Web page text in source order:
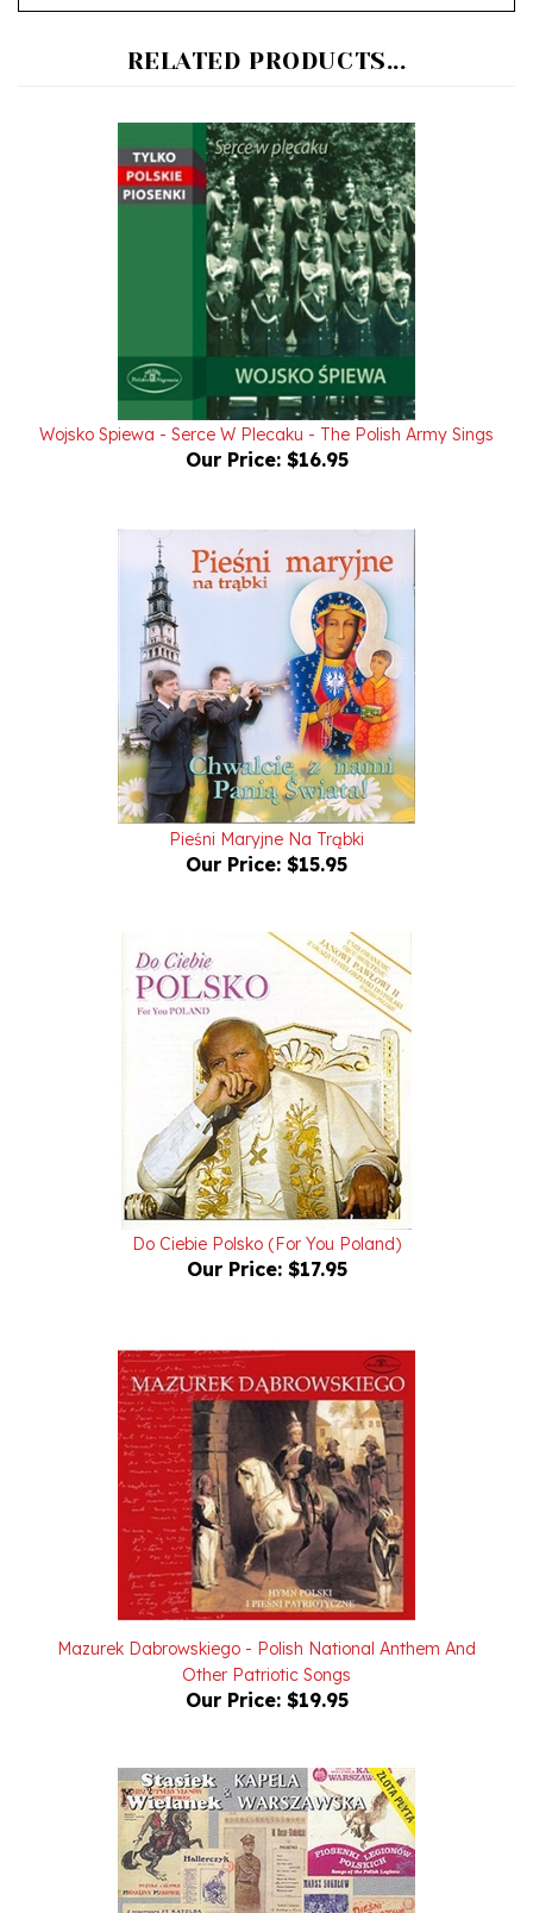
Wojsko Spiewa - Serce W Plecaku - The Polish Army Sings
Our Price:$16.95
Pieśni Maryjne Na Trąbki
Our Price:$15.95
Do Ciebie Polsko (For You Poland)
Our Price:$17.95
Mazurek Dabrowskiego - Polish National Anthem And
Other Patriotic Songs
Our Price:$19.95